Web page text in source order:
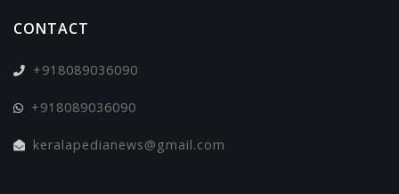
CONTACT
+918089036090
+918089036090
keralapedianews@gmail.com